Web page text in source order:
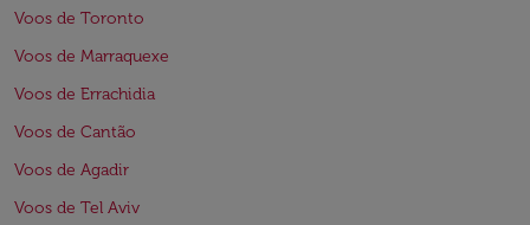
Voos de Toronto
Voos de Marraquexe
Voos de Errachidia
Voos de Cantão
Voos de Agadir
Voos de Tel Aviv